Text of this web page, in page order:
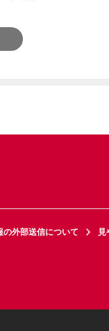
の外部送信について
見